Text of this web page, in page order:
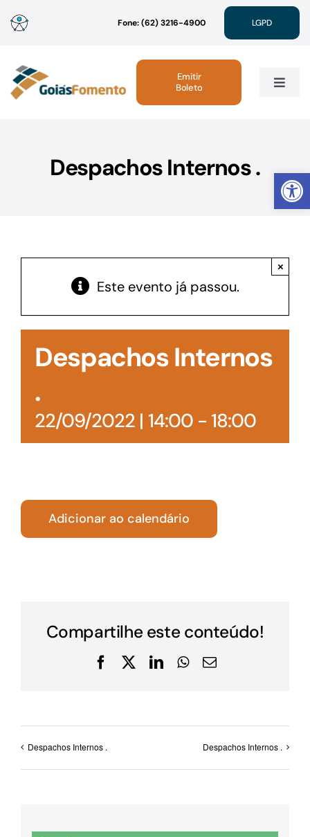
Abrir
para
conteúdo
Fone: (62) 3216-4900 LGPD
Toggle
Linhas de Crédito
Acesso à Informação
Emitir
Boleto
Despachos Internos .
Este evento já passou.
×
Despachos Internos
.
22/09/2022 | 14:00- 18:00
Adicionar ao calendário
Compartilhe este conteúdo!
Facebook
X LinkedInWhatsApp
E-
Despachos Internos . Despachos Internos .